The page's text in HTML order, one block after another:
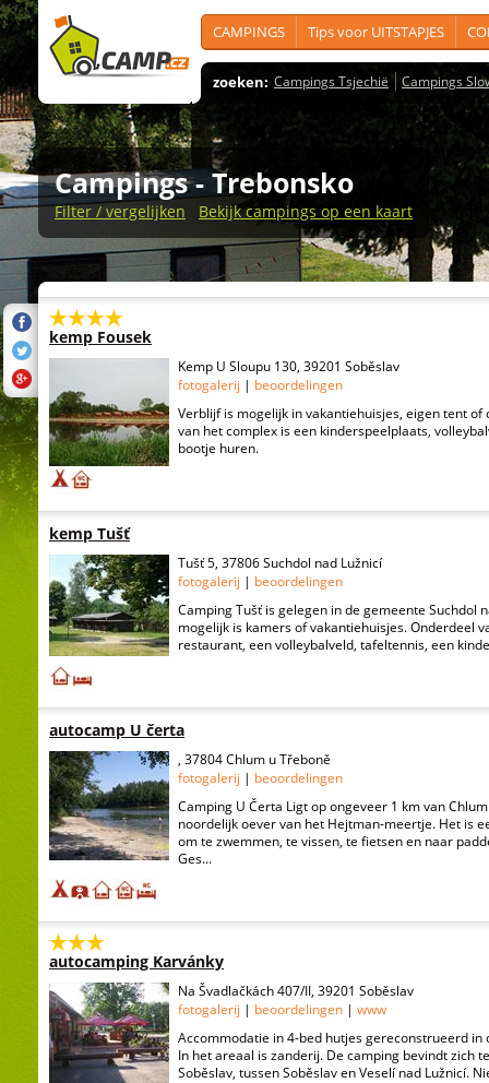
CAMPINGS Tips voor UITSTAPJES
zoeken: Campings Tsjechië Campings
Campings - Trebonsko
Filter / vergelijken Bekijk campings op een kaart
kemp Fousek
Kemp U Sloupu 130, 39201 Soběslav
fotogalerij | beoordelingen
Verblijf is mogelijk in vakantiehuisjes, eigen tent of
van het complex is een kinderspeelplaats,
bootje huren.
kemp Tušť
Tušť 5, 37806 Suchdol nad Lužnicí
fotogalerij | beoordelingen
Camping Tušť is gelegen in de gemeente Suchdol
mogelijk is kamers of vakantiehuisjes. Onderdeel
restaurant, een volleybalveld, tafeltennis, een
autocamp U čerta
, 37804 Chlum u Třeboně
fotogalerij | beoordelingen
Camping U Čerta Ligt op ongeveer 1 km van
noordelijk oever van het Hejtman-meertje. Het is
om te zwemmen, te vissen, te fietsen en naar
Ges...
autocamping Karvánky
Na Švadlačkách 407/II, 39201 Soběslav
fotogalerij | beoordelingen | www
Accommodatie in 4-bed hutjes gereconstrueerd in
In het areaal is zanderij. De camping bevindt zich
Soběslav, tussen Soběslav en Veselí nad Lužnicí.